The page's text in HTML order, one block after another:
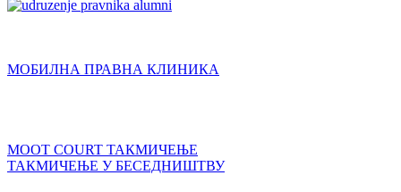
МОБИЛНА ПРАВНА КЛИНИКА
MOOT COURT ТАКМИЧЕЊЕ
ТАКМИЧЕЊЕ У БЕСЕДНИШТВУ